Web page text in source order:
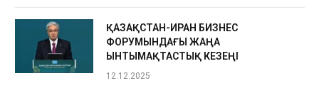
ҚАЗАҚСТАН-ИРАН БИЗНЕС
ФОРУМЫНДАҒЫ ЖАҢА
ЫНТЫМАҚТАСТЫҚ КЕЗЕҢІ
12.12.2025